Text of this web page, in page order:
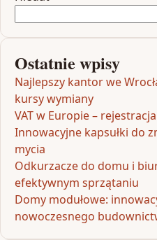
Ostatnie wpisy
Najlepszy kantor we
kursy wymiany
VAT w Europie –
Innowacyjne kapsułki do
mycia
Odkurzacze do domu i
efektywnym sprzątaniu
Domy modułowe:
nowoczesnego